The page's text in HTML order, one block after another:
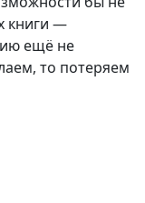
книги —
ещё не
то потеряем